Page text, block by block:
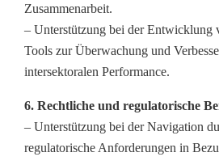
Zusammenarbeit.
– Unterstützung bei der Entwicklung
Tools zur Überwachung und
intersektoralen Performance.
6. Rechtliche und regulatorische
– Unterstützung bei der Navigation
regulatorische Anforderungen in